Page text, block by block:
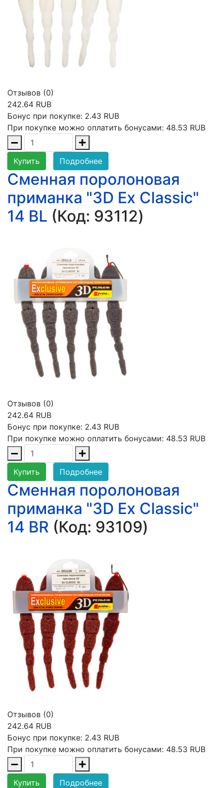
Отзывов (0)
242.64 RUB
Бонус при покупке: 2.43 RUB
При покупке можно оплатить бонусами: 48.53 RUB
Купить Подробнее
Сменная поролоновая
приманка "3D Ex Classic"
14 BL (Код: 93112)
Отзывов (0)
242.64 RUB
Бонус при покупке: 2.43 RUB
При покупке можно оплатить бонусами: 48.53 RUB
Купить Подробнее
Сменная поролоновая
приманка "3D Ex Classic"
14 BR (Код: 93109)
Отзывов (0)
242.64 RUB
Бонус при покупке: 2.43 RUB
При покупке можно оплатить бонусами: 48.53 RUB
Купить Подробнее